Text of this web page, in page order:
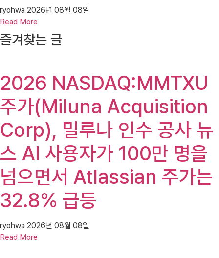
ryohwa 2026년 08월 08일
Read More
즐겨찾는 글
2026 NASDAQ:MMTXU
주가(Miluna Acquisition
Corp), 밀루나 인수 공사 뉴
스 AI 사용자가 100만 명을
넘으면서 Atlassian 주가는
32.8% 급등
ryohwa 2026년 08월 08일
Read More